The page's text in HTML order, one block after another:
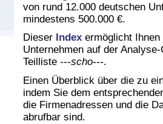
von rund 12.000 deutschen
mindestens 500.000 €.
Dieser Index ermöglicht
Unternehmen auf der
Teilliste ---scho---.
Einen Überblick über die zu
indem Sie dem
die Firmenadressen und die
abrufbar sind.